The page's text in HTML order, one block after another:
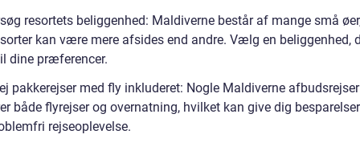
resortets beliggenhed: Maldiverne består af mange små
kan være mere afsides end andre. Vælg en beliggenhed,
dine præferencer.
pakkerejser med fly inkluderet: Nogle Maldiverne afbudsrejser
både flyrejser og overnatning, hvilket kan give dig
rejseoplevelse.